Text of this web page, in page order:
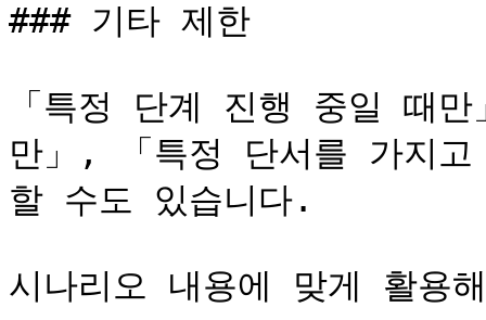
### 기타 제한
「특정 단계 진행 중일 때
만」, 「특정 단서를 가지
할 수도 있습니다.